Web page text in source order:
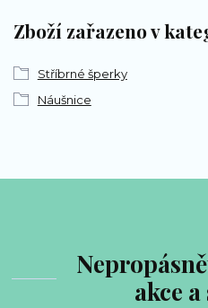
Zboží zařazeno v
Stříbrné šperky
Náušnice
akce